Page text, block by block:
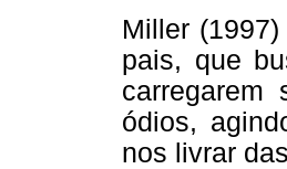
Miller
pais, que
carregarem
ódios,
nos livrar